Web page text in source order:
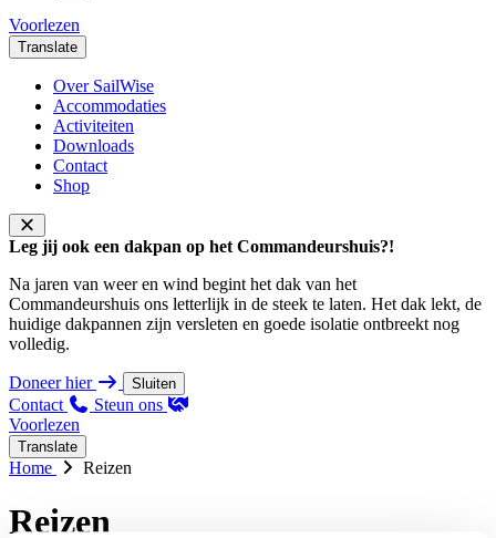
Voorlezen
Translate
Over SailWise
Accommodaties
Activiteiten
Downloads
Contact
Shop
Leg jij ook een dakpan op het Commandeurshuis?!
Na jaren van weer en wind begint het dak van het
Commandeurshuis ons letterlijk in de steek te laten. Het dak lekt, de
huidige dakpannen zijn versleten en goede isolatie ontbreekt nog
volledig.
Doneer hier Sluiten
Contact
Steun ons
Voorlezen
Translate
Home Reizen
Reizen